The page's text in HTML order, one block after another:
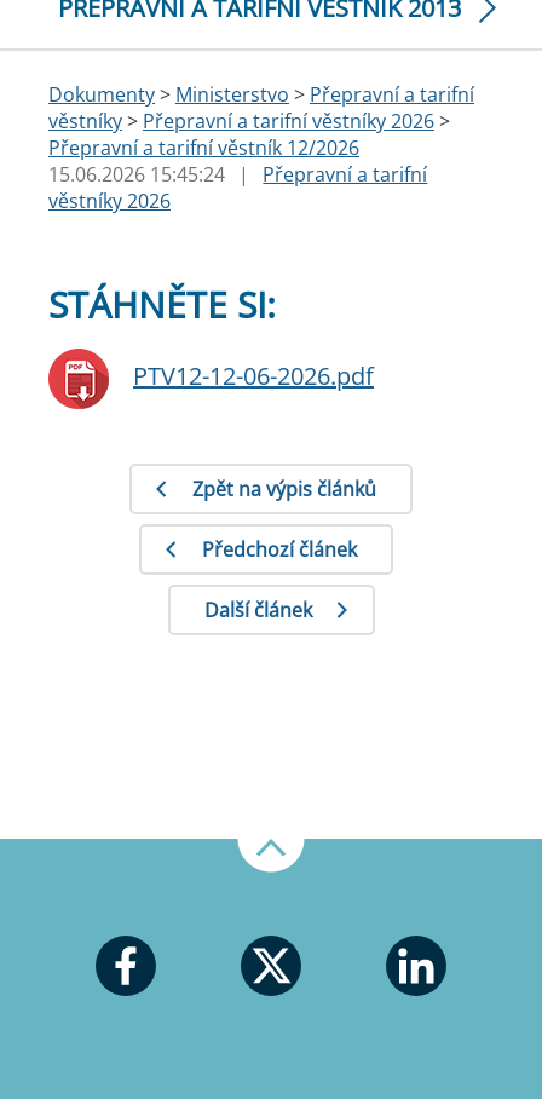
PŘEPRAVNÍ A TARIFNÍ VĚSTNÍK 2013
Dokumenty> Ministerstvo > Přepravní a tarifní
věstníky> Přepravní a tarifní věstníky 2026>
Přepravní a tarifní věstník 12/2026
15.06.2026 15:45:24
|
Přepravní a tarifní
věstníky 2026
STÁHNĚTE SI:
PTV12-12-06-2026.pdf
Zpět na výpis článků
Předchozí článek
Další článek